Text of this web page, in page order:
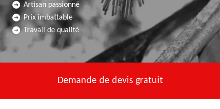
Artisan passionné
Prix imbattable
Travail de qualité
Demande de devis gratuit